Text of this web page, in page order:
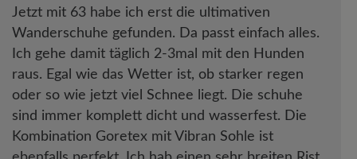
Jetzt mit 63 habe ich erst die ultimativen
Wanderschuhe gefunden. Da passt einfach alles.
Ich gehe damit täglich 2-3mal mit den Hunden
raus. Egal wie das Wetter ist, ob starker regen
oder so wie jetzt viel Schnee liegt. Die schuhe
sind immer komplett dicht und wasserfest. Die
Kombination Goretex mit Vibran Sohle ist